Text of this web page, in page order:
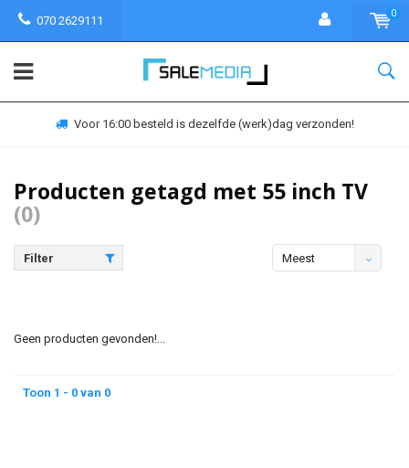
070 2629111
0
Voor 16:00 besteld is dezelfde (werk)dag verzonden!
Producten getagd met 55 inch TV
(0)
Filter
Meest
Geen producten gevonden!...
Toon 1 - 0 van 0